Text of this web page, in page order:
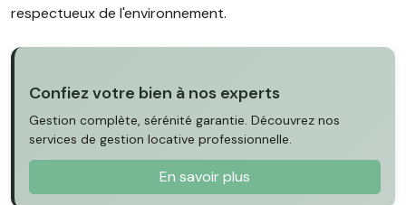
respectueux de l'environnement.
Confiez votre bien à nos experts
Gestion complète, sérénité garantie. Découvrez nos
services de gestion locative professionnelle.
En savoir plus